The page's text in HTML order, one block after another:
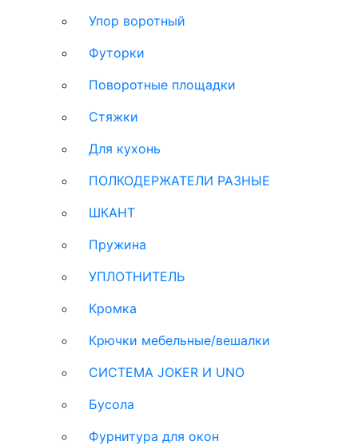
Упор воротный
Футорки
Поворотные площадки
Стяжки
Для кухонь
ПОЛКОДЕРЖАТЕЛИ РАЗНЫЕ
ШКАНТ
Пружина
УПЛОТНИТЕЛЬ
Кромка
Крючки мебельные/вешалки
СИСТЕМА JOKER И UNO
Бусола
Фурнитура для окон